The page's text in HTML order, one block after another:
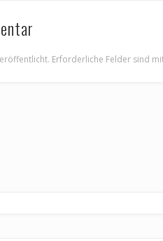
Erforderliche Felder sind